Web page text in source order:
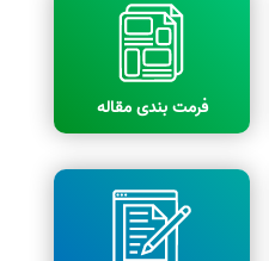
فرمت بندی مقاله